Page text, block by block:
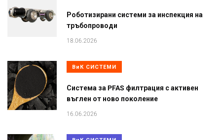
Роботизирани системи за инспекция на
тръбопроводи
18.06.2026
ВиК СИСТЕМИ
Система за PFAS филтрация с активен
въглен от ново поколение
16.06.2026